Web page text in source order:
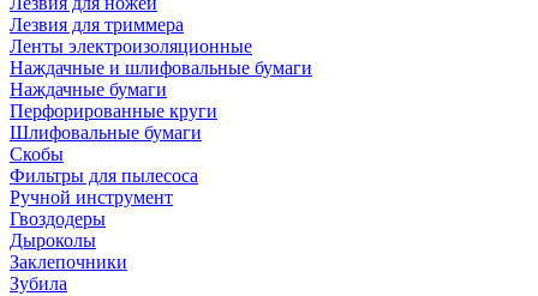
Лезвия для триммера
Ленты электроизоляционные
Наждачные и шлифовальные бумаги
Наждачные бумаги
Перфорированные круги
Шлифовальные бумаги
Скобы
Фильтры для пылесоса
Ручной инструмент
Гвоздодеры
Дыроколы
Заклепочники
Зубила